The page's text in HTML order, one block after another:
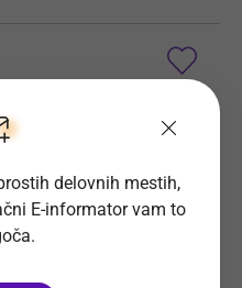
(m/ž)
pošljete najkasneje
delovnih mestih,
E-informator vam to